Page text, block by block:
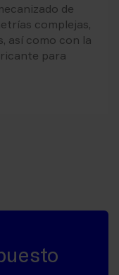
de
complejas,
así como con la
para